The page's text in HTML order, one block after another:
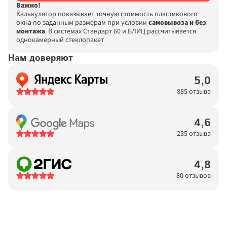
Важно!
Калькулятор показывает точную стоимость пластикового
окна по заданным размерам при условии самовывоза и без
монтажа. В системах Стандарт 60 и БЛИЦ рассчитывается
однокамерный стеклопакет
Нам доверяют
5,0
885 отзыва
4,6
235 отзыва
4,8
80 отзывов